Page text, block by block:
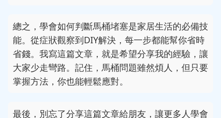
總之，學會如何判斷馬桶堵塞是家居生活的必備技
能。從症狀觀察到DIY解決，每一步都能幫你省時
省錢。我寫這篇文章，就是希望分享我的經驗，讓
大家少走彎路。記住，馬桶問題雖然煩人，但只要
掌握方法，你也能輕鬆應對。
最後，別忘了分享這篇文章給朋友，讓更多人學會